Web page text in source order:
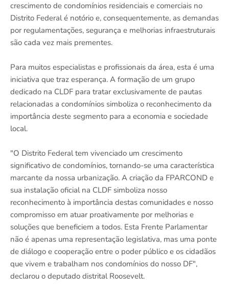
crescimento de condomínios residenciais e comerciais no
Distrito Federal é notório e, consequentemente, as demandas
por regulamentações, segurança e melhorias infraestruturais
são cada vez mais prementes.
Para muitos especialistas e profissionais da área, esta é uma
iniciativa que traz esperança. A formação de um grupo
dedicado na CLDF para tratar exclusivamente de pautas
relacionadas a condomínios simboliza o reconhecimento da
importância deste segmento para a economia e sociedade
local.
"O Distrito Federal tem vivenciado um crescimento
significativo de condomínios, tornando-se uma característica
marcante da nossa urbanização. A criação da FPARCOND e
sua instalação oficial na CLDF simboliza nosso
reconhecimento à importância destas comunidades e nosso
compromisso em atuar proativamente por melhorias e
soluções que beneficiem a todos. Esta Frente Parlamentar
não é apenas uma representação legislativa, mas uma ponte
de diálogo e cooperação entre o poder público e os cidadãos
que vivem e trabalham nos condomínios do nosso DF",
declarou o deputado distrital Roosevelt.